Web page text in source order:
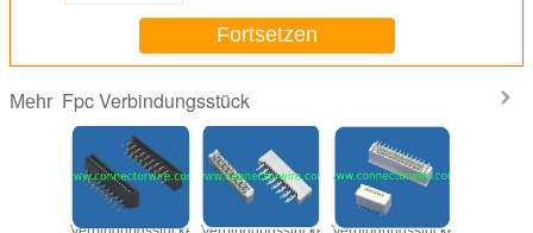
Fortsetzen
Mehr Fpc Verbindungsstück